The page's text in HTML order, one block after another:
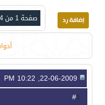
صفحة 1 من 4
1